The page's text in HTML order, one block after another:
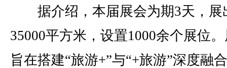
据介绍，本届展会为期3天，展
35000平方米，设置1000余个展位
旨在搭建“旅游+”与“+旅游”深度融